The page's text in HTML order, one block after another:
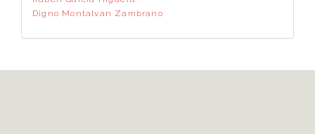
Digno Montalván Zambrano